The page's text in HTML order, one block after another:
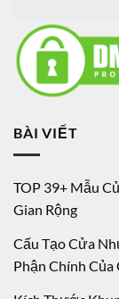
BÀI VIẾT
TOP 39+ Mẫu
Gian Rộng
Cấu Tạo Cửa
Phận Chính
Kích Thước
Tiêu Chuẩn &